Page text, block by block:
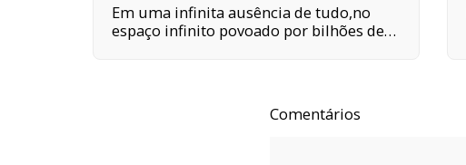
Em uma infinita ausência de tudo,no
espaço infinito povoado por bilhões de
neste lugar eu estou vivo.Comentários